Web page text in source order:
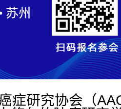
症研究协会（